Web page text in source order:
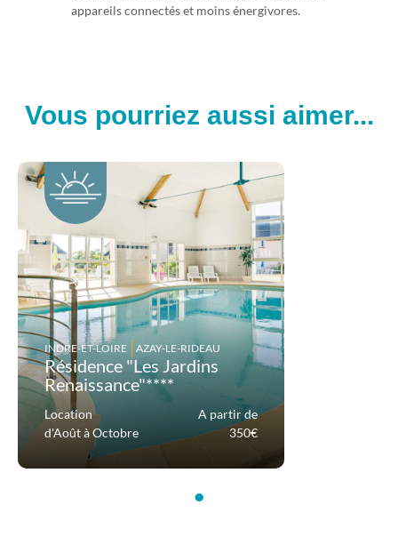
appareils connectés et moins énergivores.
Vous pourriez aussi aimer...
INDRE-ET-LOIRE AZAY-LE-RIDEAU
Résidence "Les Jardins
Renaissance"****
Location
d'Août à Octobre
A partir de
350€
•